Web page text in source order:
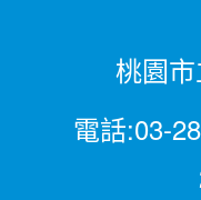
桃園
電話:03-